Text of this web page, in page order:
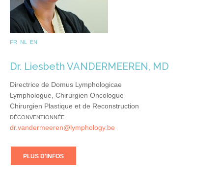
FR NL EN
Dr. Liesbeth VANDERMEEREN, MD
Directrice de Domus Lymphologicae
Lymphologue, Chirurgien Oncologue
Chirurgien Plastique et de Reconstruction
DÉCONVENTIONNÉE
dr.vandermeeren@lymphology.be
PLUS D'INFOS